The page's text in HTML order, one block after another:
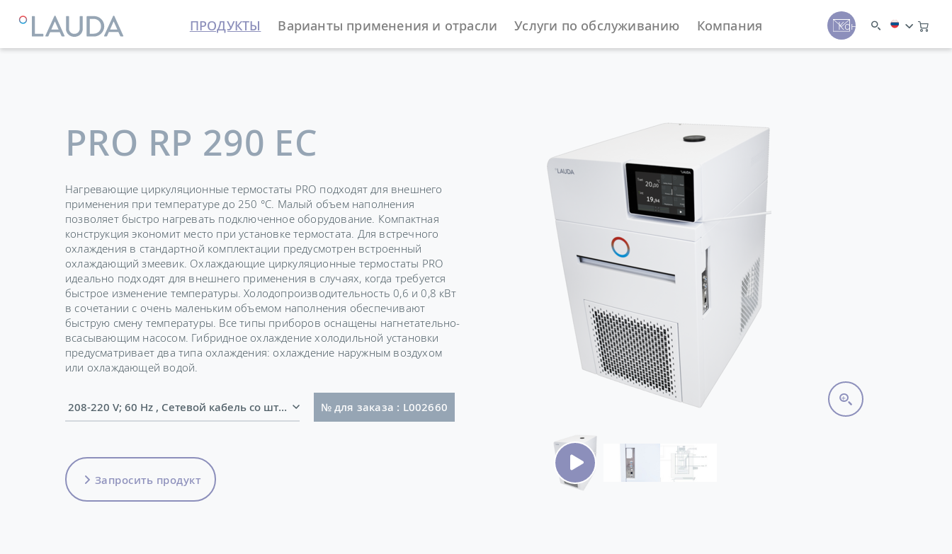
ПРОДУКТЫ Варианты применения и отрасли Услуги по обслуживанию Компания Контакты
LAUDA Термостатирующие устройства Термостаты Циркуляционные и процесс-термостаты PRO
PRO RP 290 EC
Нагревающие циркуляционные термостаты PRO подходят для внешнего
применения при температуре до 250 °C. Малый объем наполнения
позволяет быстро нагревать подключенное оборудование. Компактная
конструкция экономит место при установке термостата. Для встречного
охлаждения в стандартной комплектации предусмотрен встроенный
охлаждающий змеевик. Охлаждающие циркуляционные термостаты PRO
идеально подходят для внешнего применения в случаях, когда требуется
быстрое изменение температуры. Холодопроизводительность 0,6 и 0,8 кВт
в сочетании с очень маленьким объемом наполнения обеспечивают
быструю смену температуры. Все типы приборов оснащены нагнетательно-
всасывающим насосом. Гибридное охлаждение холодильной установки
предусматривает два типа охлаждения: охлаждение наружным воздухом
или охлаждающей водой.
208-220 V; 60 Hz , Сетевой кабель со штекером (NEMA 6-20P)
№ для заказа : L002660
Запросить продукт